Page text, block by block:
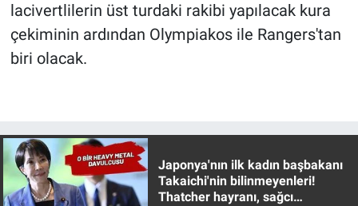
lacivertlilerin üst turdaki rakibi yapılacak kura
çekiminin ardından Olympiakos ile Rangers'tan
biri olacak.
Japonya'nın ilk kadın başbakanı
Takaichi'nin bilinmeyenleri!
Thatcher hayranı, sağcı
Yerel Gündem
Yerel Yaşam